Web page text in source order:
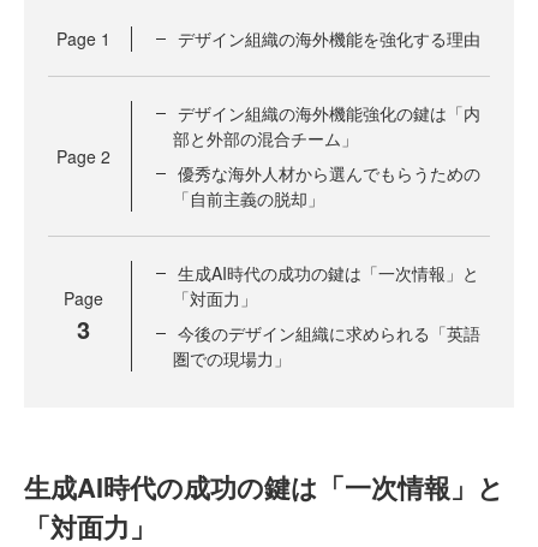
Page 1 デザイン組織の海外機能を強化する理由
Page 2
デザイン組織の海外機能強化の鍵は「内
部と外部の混合チーム」
優秀な海外人材から選んでもらうための
「自前主義の脱却」
Page
3
生成AI時代の成功の鍵は「一次情報」と
「対面力」
今後のデザイン組織に求められる「英語
圏での現場力」
生成AI時代の成功の鍵は「一次情報」と
「対面力」